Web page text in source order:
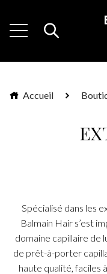
Accueil
Spécialisé dans les
Balmain Hair s’est
domaine capillaire de
de prêt-à-porter
haute qualité, faciles